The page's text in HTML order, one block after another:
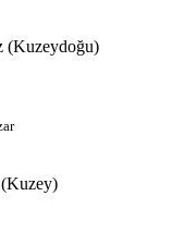
(Kuzeydoğu)
(Kuzey)